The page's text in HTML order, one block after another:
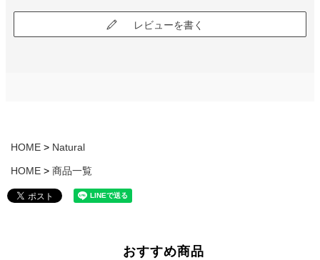
レビューを書く
HOME Natural
HOME 商品一覧
おすすめ商品